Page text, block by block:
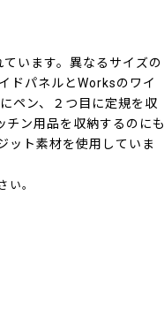
います。異なるサイズの
ドパネルとWorksのワイ
ペン、２つ目に定規を収
ン用品を収納するのにも
ット素材を使用していま
い。